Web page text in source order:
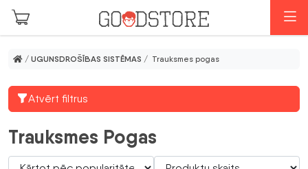
Skip to main content
/ UGUNSDROŠĪBAS SISTĒMAS / Trauksmes pogas
Atvērt filtrus
Trauksmes Pogas